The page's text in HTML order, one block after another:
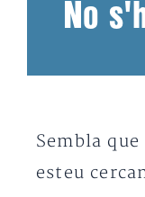
No
Sembla
esteu